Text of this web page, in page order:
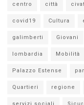
centro città
covid19 Cultura
galimberti Giovani
lombardia Mobilità
Palazzo Estense
Quartieri regione